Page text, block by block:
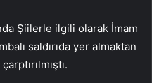
Şiilerle ilgili olarak İmam
saldırıda yer almaktan